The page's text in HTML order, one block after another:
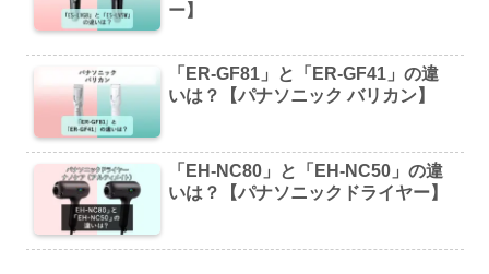
ー】
「ER-GF81」と「ER-GF41」の違
いは？【パナソニック バリカン】
「EH-NC80」と「EH-NC50」の違
いは？【パナソニックドライヤー】